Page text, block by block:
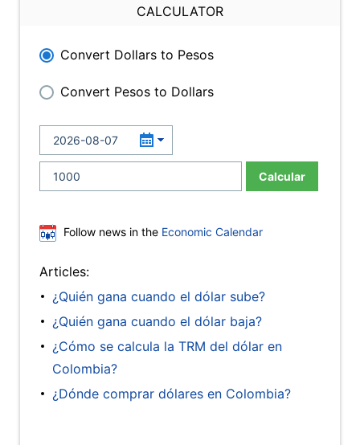
CALCULATOR
Convert Dollars to Pesos
Convert Pesos to Dollars
Calcular
Follow news in the Economic Calendar
Articles:
¿Quién gana cuando el dólar sube?
¿Quién gana cuando el dólar baja?
¿Cómo se calcula la TRM del dólar en
Colombia?
¿Dónde comprar dólares en Colombia?